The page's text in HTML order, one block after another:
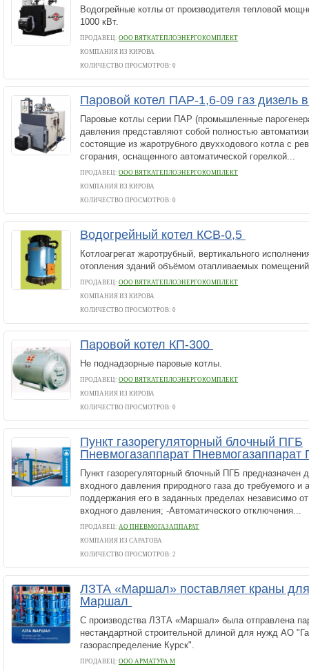
Водогрейные котлы от производителя тепловой
1000 кВт.
ПРОДАВЕЦ: ООО ВЯТКАТЕПЛОЭНЕРГОКОМПЛЕКТ
КОМПАНИЯ ИЗ КИРОВА
КОЛИЧЕСТВО ПРОСМОТРОВ: 0
Паровой котел ПАР-1,6-09 газ дизель
Паровые котлы серии ПАР (промышленные
давления представляют собой полностью
состоящие из жаротрубного двухходового котла с
сгорания, оснащенного автоматической горелкой...
ПРОДАВЕЦ: ООО ВЯТКАТЕПЛОЭНЕРГОКОМПЛЕКТ
КОМПАНИЯ ИЗ КИРОВА
КОЛИЧЕСТВО ПРОСМОТРОВ: 0
Водогрейный котел КСВ-0,5
Котлоагрегат жаротрубный, вертикального
отопления зданий объёмом отапливаемых
ПРОДАВЕЦ: ООО ВЯТКАТЕПЛОЭНЕРГОКОМПЛЕКТ
КОМПАНИЯ ИЗ КИРОВА
КОЛИЧЕСТВО ПРОСМОТРОВ: 0
Паровой котел КП-300
Не поднадзорные паровые котлы.
ПРОДАВЕЦ: ООО ВЯТКАТЕПЛОЭНЕРГОКОМПЛЕКТ
КОМПАНИЯ ИЗ КИРОВА
КОЛИЧЕСТВО ПРОСМОТРОВ: 0
Пункт газорегуляторный блочный ПГБ
Пневмогазаппарат Пневмогазаппарат
Пункт газорегуляторный блочный ПГБ предназначен
входного давления природного газа до требуемого и
поддержания его в заданных пределах независимо
входного давления; -Автоматического отключения...
ПРОДАВЕЦ: АО ПНЕВМОГАЗАППАРАТ
КОМПАНИЯ ИЗ САРАТОВА
КОЛИЧЕСТВО ПРОСМОТРОВ: 2
ЛЗТА «Маршал» поставляет краны
Маршал
С производства ЛЗТА «Маршал» была отправлена
нестандартной строительной длиной для нужд АО
газораспределение Курск".
ПРОДАВЕЦ: ООО АРМАТУРА М